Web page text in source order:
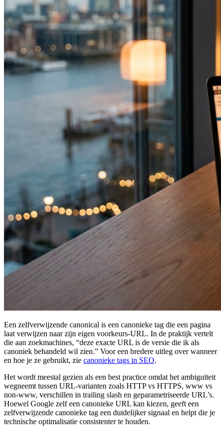
Een zelfverwijzende canonical is een canonieke tag die een pagina
laat verwijzen naar zijn eigen voorkeurs-URL. In de praktijk vertelt
die aan zoekmachines, “deze exacte URL is de versie die ik als
canoniek behandeld wil zien.” Voor een bredere uitleg over wanneer
en hoe je ze gebruikt, zie canonieke tags in SEO.
Het wordt meestal gezien als een best practice omdat het ambiguïteit
wegneemt tussen URL-varianten zoals HTTP vs HTTPS, www vs
non-www, verschillen in trailing slash en geparametriseerde URL’s.
Hoewel Google zelf een canonieke URL kan kiezen, geeft een
zelfverwijzende canonieke tag een duidelijker signaal en helpt die je
technische optimalisatie consistenter te houden.